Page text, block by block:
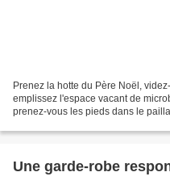
Prenez la hotte du Père Noël,
emplissez l'espace vacant de
prenez-vous les pieds dans le
Une garde-robe